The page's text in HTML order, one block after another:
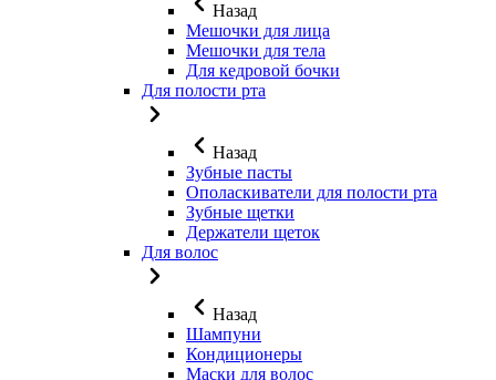
Назад
Мешочки для лица
Мешочки для тела
Для кедровой бочки
Для полости рта
Назад
Зубные пасты
Ополаскиватели для полости рта
Зубные щетки
Держатели щеток
Для волос
Назад
Шампуни
Кондиционеры
Маски для волос